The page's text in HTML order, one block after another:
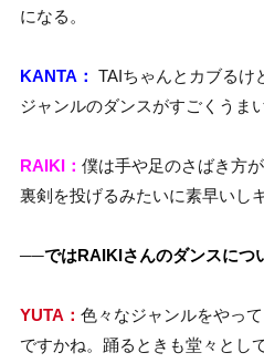
になる。
KANTA： TAIちゃんとカブるけ
ジャンルのダンスがすごくうま
RAIKI： 僕は手や足のさばき方
裏剣を投げるみたいに素早いし
──ではRAIKIさんのダンスにつ
YUTA： 色々なジャンルをやっ
ですかね。踊るときも堂々とし